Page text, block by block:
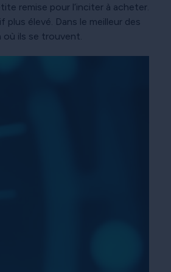
remise pour l’inciter à acheter.
élevé. Dans le meilleur des
ils se trouvent.